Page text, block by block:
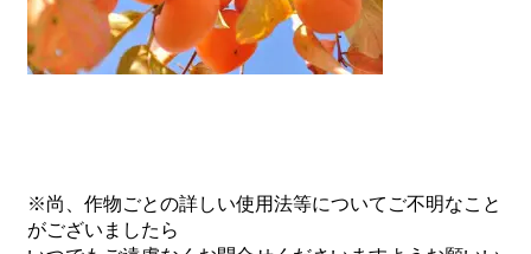
※尚、作物ごとの詳しい使用法等についてご不明なこと
がございましたら